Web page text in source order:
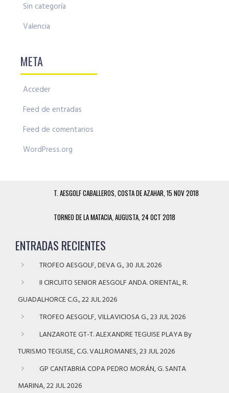
Sin categoría
Valencia
META
Acceder
Feed de entradas
Feed de comentarios
WordPress.org
T. AESGOLF CABALLEROS, COSTA DE AZAHAR, 15 NOV 2018
TORNEO DE LA MATACIA, AUGUSTA, 24 OCT 2018
ENTRADAS RECIENTES
TROFEO AESGOLF, DEVA G., 30 JUL 2026
II CIRCUITO SENIOR AESGOLF ANDA. ORIENTAL, R.
GUADALHORCE C.G., 22 JUL 2026
TROFEO AESGOLF, VILLAVICIOSA G., 23 JUL 2026
LANZAROTE GT-T. ALEXANDRE TEGUISE PLAYA By
TURISMO TEGUISE, C.G. VALLROMANES, 23 JUL 2026
GP CANTABRIA COPA PEDRO MORÁN, G. SANTA
MARINA, 22 JUL 2026